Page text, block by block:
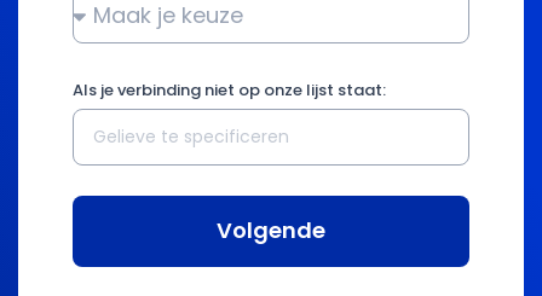
Als je verbinding niet op onze lijst staat:
Volgende